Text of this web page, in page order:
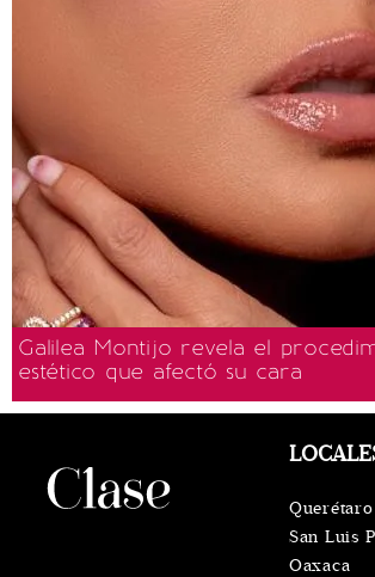
Galilea Montijo revela el
estético que afectó su cara
Querétaro
San Luis
Oaxaca